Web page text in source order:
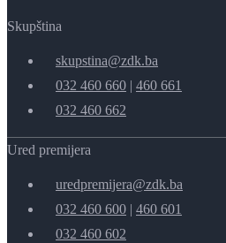
Skupština
skupstina@zdk.ba
032 460 660 | 460 661
032 460 662
Ured premijera
uredpremijera@zdk.ba
032 460 600 | 460 601
032 460 602